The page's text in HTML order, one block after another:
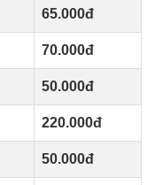
65.000đ
70.000đ
50.000đ
220.000đ
50.000đ